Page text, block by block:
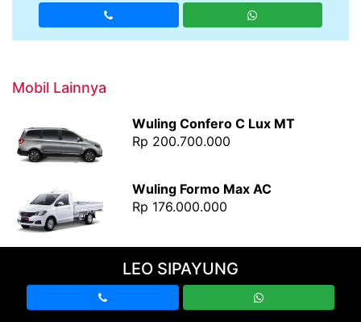
Mobil Lainnya
Wuling Confero C Lux MT
Rp 200.700.000
Wuling Formo Max AC
Rp 176.000.000
Rp 188.300.000
LEO SIPAYUNG
LEO SIPAYUNG